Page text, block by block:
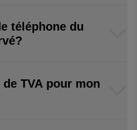
téléphone du
TVA pour mon